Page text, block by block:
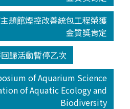
題館煙控改善統包工程榮獲
金質獎肯定
歸活動暫停乙次
of Aquarium Science
of Aquatic Ecology and
Biodiversity